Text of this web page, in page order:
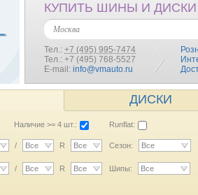
КУПИТЬ ШИНЫ И ДИСКИ
Москва
Тел.: +7 (495) 995-7474
Тел.: +7 (495) 768-5527
E-mail: info@vmauto.ru
ДИСКИ
Наличие >= 4 шт.: Runflat:
/ Все R Все Сезон: Все
/ Все R Все Шипы: Все